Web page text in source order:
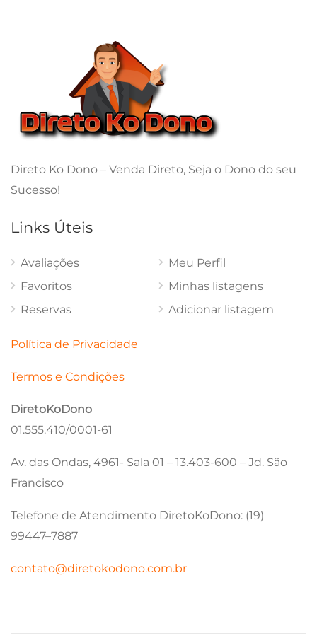
Direto Ko Dono – Venda Direto, Seja o Dono do seu
Sucesso!
Links Úteis
Avaliações
Favoritos
Reservas
Meu Perfil
Minhas listagens
Adicionar listagem
Política de Privacidade
Termos e Condições
DiretoKoDono
01.555.410/0001-61
Av. das Ondas, 4961- Sala 01 – 13.403-600 – Jd. São
Francisco
Telefone de Atendimento DiretoKoDono: (19)
99447–7887
contato@diretokodono.com.br